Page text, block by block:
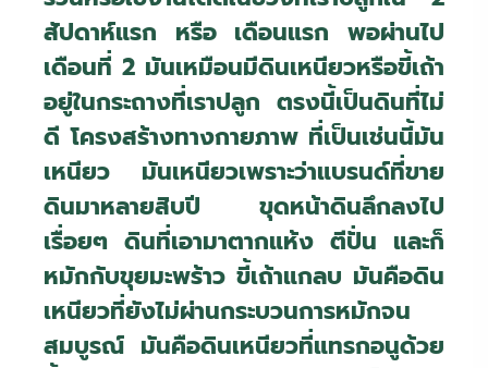
สัปดาห์แรก หรือ เดือนแรก พอผ่านไป
เดือนที่ 2 มันเหมือนมีดินเหนียวหรือขี้เถ้า
อยู่ในกระถางที่เราปลูก ตรงนี้เป็นดินที่ไม่
ดี โครงสร้างทางกายภาพ ที่เป็นเช่นนี้มัน
เหนียว มันเหนียวเพราะว่าแบรนด์ที่ขาย
ดินมาหลายสิบปี ขุดหน้าดินลึกลงไป
เรื่อยๆ ดินที่เอามาตากแห้ง ตีปั่น และก็
หมักกับขุยมะพร้าว ขี้เถ้าแกลบ มันคือดิน
เหนียวที่ยังไม่ผ่านกระบวนการหมักจน
สมบูรณ์ มันคือดินเหนียวที่แทรกอนูด้วย